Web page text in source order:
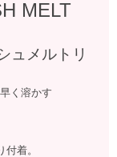
MELT
ュメルトリ
く溶かす
着。